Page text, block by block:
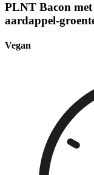
PLNT Bacon
aardappel-
Vegan